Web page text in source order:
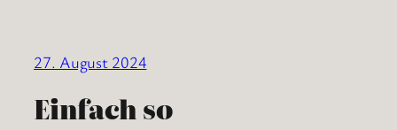
27. August 2024
Einfach so